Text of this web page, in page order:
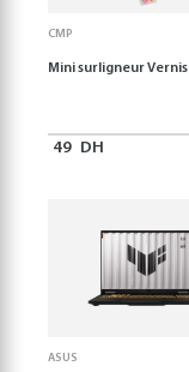
CMP
Mini surligneur Vernis
49 DH
ASUS